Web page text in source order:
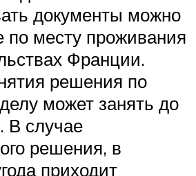
документы можно
по месту проживания
Франции.
решения по
может занять до
В случае
решения, в
приходит